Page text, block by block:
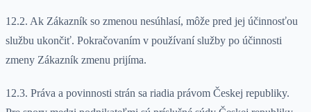
12.2. Ak Zákazník so zmenou nesúhlasí, môže pred jej účinnosťou
službu ukončiť. Pokračovaním v používaní služby po účinnosti
zmeny Zákazník zmenu prijíma.
12.3. Práva a povinnosti strán sa riadia právom Českej republiky.